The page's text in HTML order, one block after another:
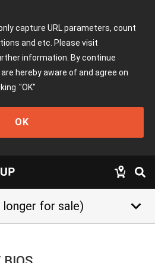
capture URL parameters, count
and etc. Please visit
information. By continue
hereby aware of and agree on
"OK"
OK
longer for sale) keyboard_arrow_down